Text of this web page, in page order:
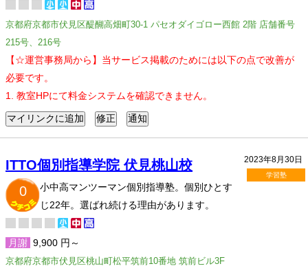
京都府京都市伏見区醍醐高畑町30-1 パセオダイゴロー西館 2階 店舗番号
215号、216号
【☆運営事務局から】当サービス掲載のためには以下の点で改善が
必要です。
1. 教室HPにて料金システムを確認できません。
2023年8月30日
学習塾
ITTO個別指導学院 伏見桃山校
0
小中高マンツーマン個別指導塾。個別ひとす
じ22年。選ばれ続ける理由があります。
月謝 9,900 円～
京都府京都市伏見区桃山町松平筑前10番地 筑前ビル3F